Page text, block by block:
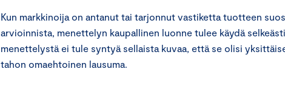
Kun markkinoija on antanut tai tarjonnut vastiketta tuotteen
arvioinnista, menettelyn kaupallinen luonne tulee käydä
menettelystä ei tule syntyä sellaista kuvaa, että se olisi
tahon omaehtoinen lausuma.